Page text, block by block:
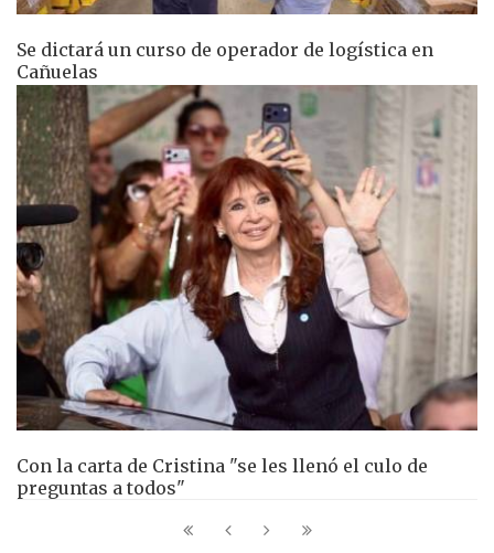
Se dictará un curso de operador de logística en
Cañuelas
Con la carta de Cristina "se les llenó el culo de
preguntas a todos"